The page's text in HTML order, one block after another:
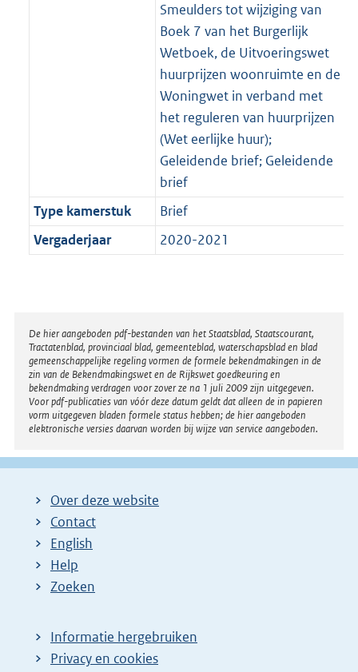
Smeulders tot wijziging van
Boek 7 van het Burgerlijk
Wetboek, de Uitvoeringswet
huurprijzen woonruimte en de
Woningwet in verband met
het reguleren van huurprijzen
(Wet eerlijke huur);
Geleidende brief; Geleidende
brief
Type kamerstuk
Brief
Vergaderjaar
2020-2021
Disclaimer
De hier aangeboden pdf-bestanden van het Staatsblad, Staatscourant,
Tractatenblad, provinciaal blad, gemeenteblad, waterschapsblad en blad
gemeenschappelijke regeling vormen de formele bekendmakingen in de
zin van de Bekendmakingswet en de Rijkswet goedkeuring en
bekendmaking verdragen voor zover ze na 1 juli 2009 zijn uitgegeven.
Voor pdf-publicaties van vóór deze datum geldt dat alleen de in papieren
vorm uitgegeven bladen formele status hebben; de hier aangeboden
elektronische versies daarvan worden bij wijze van service aangeboden.
Over deze website
Contact
English
Help
Zoeken
Informatie hergebruiken
Privacy en cookies